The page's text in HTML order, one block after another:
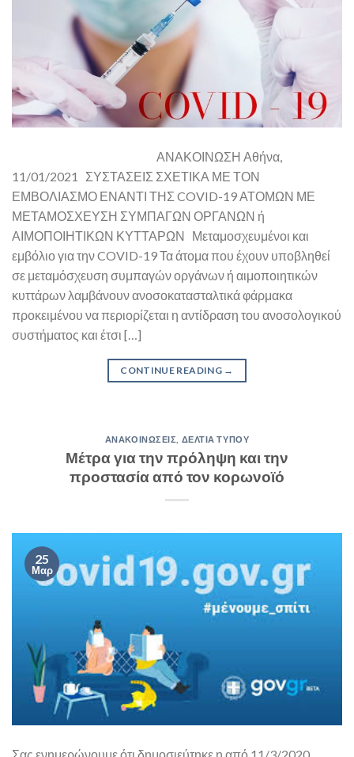
ΑΝΑΚΟΙΝΩΣΗ Αθήνα,
11/01/2021 ΣΥΣΤΑΣΕΙΣ ΣΧΕΤΙΚΑ ΜΕ ΤΟΝ
ΕΜΒΟΛΙΑΣΜΟ ΕΝΑΝΤΙ ΤΗΣ COVID-19 ΑΤΟΜΩΝ ΜΕ
ΜΕΤΑΜΟΣΧΕΥΣΗ ΣΥΜΠΑΓΩΝ ΟΡΓΑΝΩΝ ή
ΑΙΜΟΠΟΙΗΤΙΚΩΝ ΚΥΤΤΑΡΩΝ Μεταμοσχευμένοι και
εμβόλιο για την COVID-19 Τα άτομα που έχουν υποβληθεί
σε μεταμόσχευση συμπαγών οργάνων ή αιμοποιητικών
κυττάρων λαμβάνουν ανοσοκατασταλτικά φάρμακα
προκειμένου να περιορίζεται η αντίδραση του ανοσολογικού
συστήματος και έτσι […]
CONTINUE READING →
ΑΝΑΚΟΙΝΏΣΕΙΣ ΔΕΛΤΊΑ ΤΎΠΟΥ
Μέτρα για την πρόληψη και την
προστασία από τον κορωνοϊό
25
Μαρ